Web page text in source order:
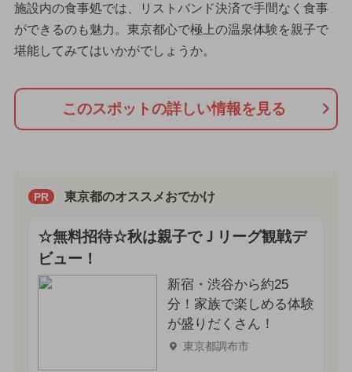
施設内の食事処では、リストバンド決済で手間なく食事
ができるのも魅力。東京都心で極上の温泉体験を親子で
堪能してみてはいかがでしょうか。
このスポットの詳しい情報を見る
PR 東京都のオススメおでかけ
☆無料招待☆秋は親子でＪリーグ観戦デ
ビュー！
新宿・渋谷から約25
分！家族で楽しめる体験
が盛りだくさん！
東京都調布市